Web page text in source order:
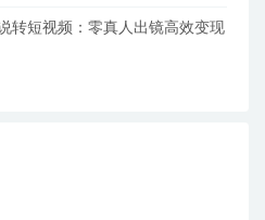
转短视频：零真人出镜高效变现